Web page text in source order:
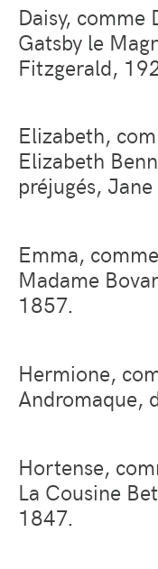
Daisy, comme
Gatsby le
Fitzgerald,
Elizabeth,
Elizabeth
préjugés,
Emma,
Madame
1857.
Hermione,
Andromaque,
Hortense,
La Cousine
1847.